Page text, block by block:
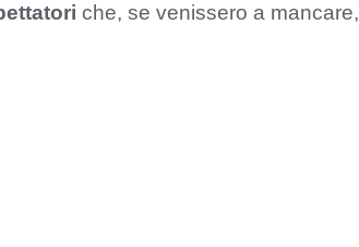
che, se venissero a mancare,